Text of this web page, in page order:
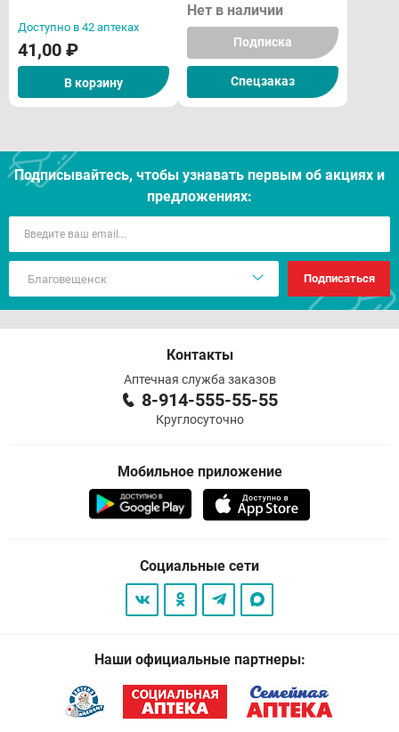
Доступно в 42 аптеках
41,00 ₽
В корзину
Нет в наличии
Подписка
Спецзаказ
Подписывайтесь, чтобы узнавать первым об акцияx и
предложениях:
Подписаться
Контакты
Аптечная служба заказов
8-914-555-55-55
Круглосуточно
Мобильное приложение
Социальные сети
Наши официальные партнеры: